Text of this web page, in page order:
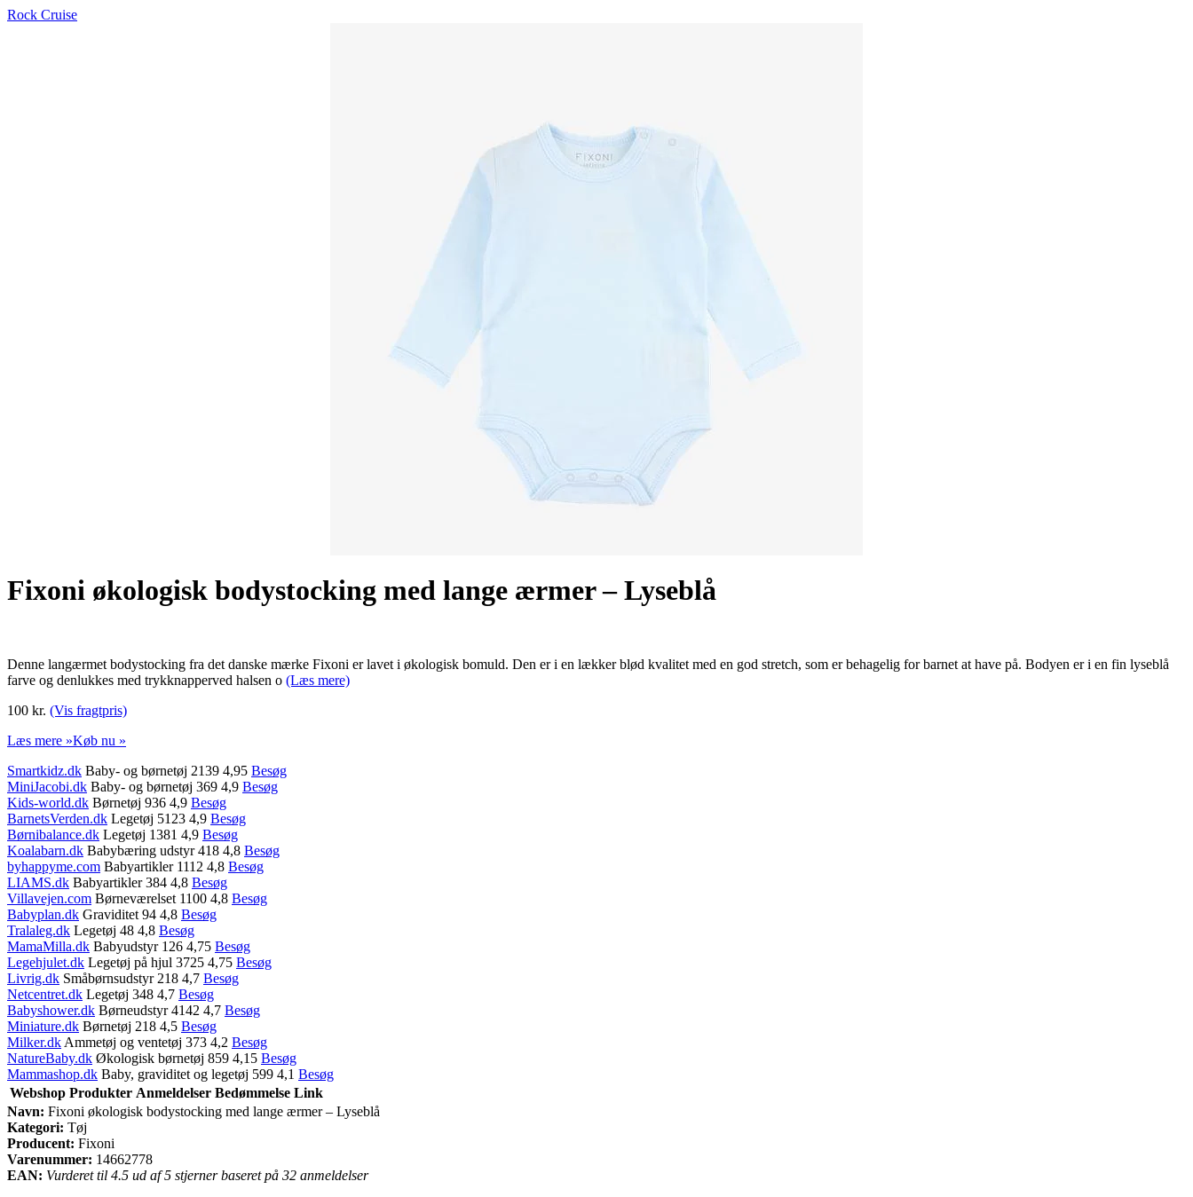
Rock Cruise
Fixoni økologisk bodystocking med lange ærmer – Lyseblå
Denne langærmet bodystocking fra det danske mærke Fixoni er lavet i økologisk bomuld. Den er i en lækker blød kvalitet med en god stretch, som er behagelig for barnet at have på. Bodyen er i en fin lyseblå
farve og denlukkes med trykknapperved halsen o (Læs mere)
100 kr. (Vis fragtpris)
Læs mere »Køb nu »
Smartkidz.dk Baby- og børnetøj 2139 4,95 Besøg
MiniJacobi.dk Baby- og børnetøj 369 4,9 Besøg
Kids-world.dk Børnetøj 936 4,9 Besøg
BarnetsVerden.dk Legetøj 5123 4,9 Besøg
Børnibalance.dk Legetøj 1381 4,9 Besøg
Koalabarn.dk Babybæring udstyr 418 4,8 Besøg
byhappyme.com Babyartikler 1112 4,8 Besøg
LIAMS.dk Babyartikler 384 4,8 Besøg
Villavejen.com Børneværelset 1100 4,8 Besøg
Babyplan.dk Graviditet 94 4,8 Besøg
Tralaleg.dk Legetøj 48 4,8 Besøg
MamaMilla.dk Babyudstyr 126 4,75 Besøg
Legehjulet.dk Legetøj på hjul 3725 4,75 Besøg
Livrig.dk Småbørnsudstyr 218 4,7 Besøg
Netcentret.dk Legetøj 348 4,7 Besøg
Babyshower.dk Børneudstyr 4142 4,7 Besøg
Miniature.dk Børnetøj 218 4,5 Besøg
Milker.dk Ammetøj og ventetøj 373 4,2 Besøg
NatureBaby.dk Økologisk børnetøj 859 4,15 Besøg
Mammashop.dk Baby, graviditet og legetøj 599 4,1 Besøg
Webshop Produkter Anmeldelser Bedømmelse Link
Navn: Fixoni økologisk bodystocking med lange ærmer – Lyseblå
Kategori: Tøj
Producent: Fixoni
Varenummer: 14662778
EAN: Vurderet til 4.5 ud af 5 stjerner baseret på 32 anmeldelser